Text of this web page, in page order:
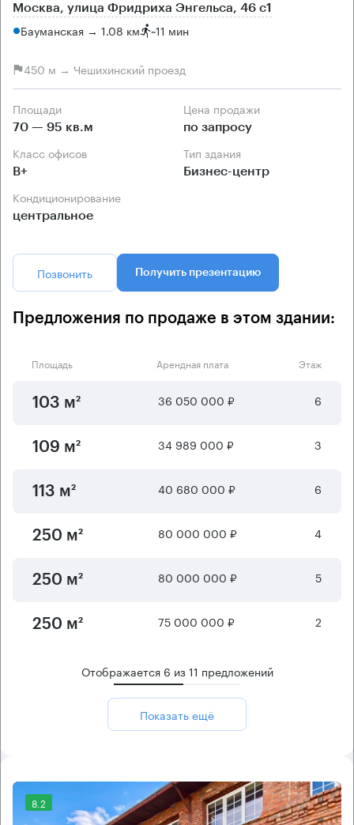
Москва, улица Фридриха Энгельса, 46 с1
Бауманская → 1.08 км ~11 мин
450 м → Чешихинский проезд
Площади
70 — 95 кв.м
Цена продажи
по запросу
Класс офисов
B+
Тип здания
Бизнес-центр
Кондиционирование
центральное
Позвонить Получить презентацию
Предложения по продаже в этом здании:
Площадь Арендная плата Этаж
103 м² 36 050 000 ₽ 6
109 м² 34 989 000 ₽ 3
113 м² 40 680 000 ₽ 6
250 м² 80 000 000 ₽ 4
250 м² 80 000 000 ₽ 5
250 м² 75 000 000 ₽ 2
Отображается 6 из11 предложений
Показать ещё
8.2